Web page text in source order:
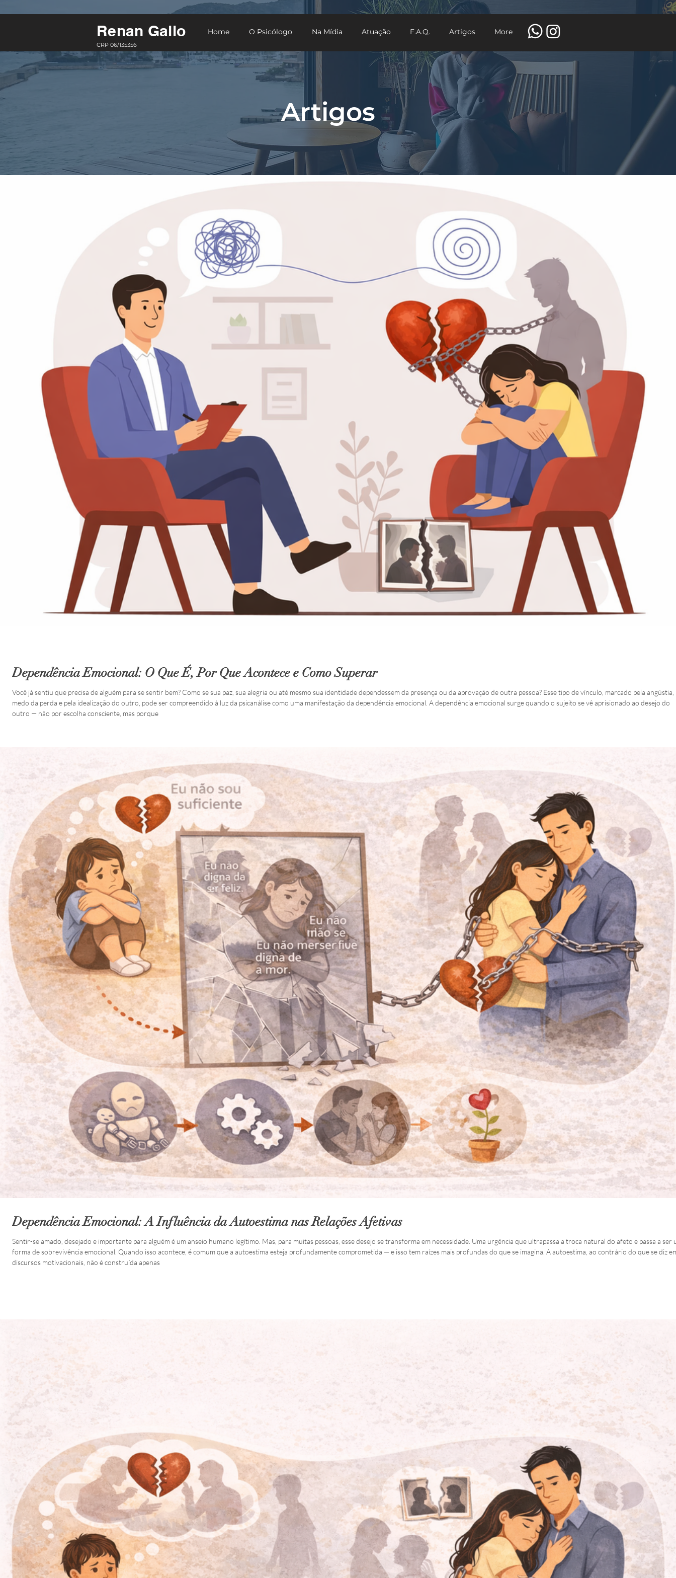
Artigos
Dependência Emocional: O Que É, Por Que Acontece e Como Superar
Você já sentiu que precisa de alguém para se sentir bem? Como se sua paz, sua alegria ou até mesmo sua identidade dependessem da presença ou da aprovação de outra pessoa? Esse tipo de vínculo, marcado pela angústia,
medo da perda e pela idealização do outro, pode ser compreendido à luz da psicanálise como uma manifestação da dependência emocional. A dependência emocional surge quando o sujeito se vê aprisionado ao desejo do
outro — não por escolha consciente, mas porque
Dependência Emocional: A Influência da Autoestima nas Relações Afetivas
Sentir-se amado, desejado e importante para alguém é um anseio humano legítimo. Mas, para muitas pessoas, esse desejo se transforma em necessidade. Uma urgência que ultrapassa a troca natural do afeto e passa a ser
forma de sobrevivência emocional. Quando isso acontece, é comum que a autoestima esteja profundamente comprometida — e isso tem raízes mais profundas do que se imagina. A autoestima, ao contrário do que se diz
discursos motivacionais, não é construída apenas
Renan Gallo Home O Psicólogo Na Mídia Atuação F.A.Q. Artigos More
CRP 06/135356